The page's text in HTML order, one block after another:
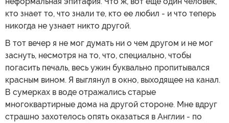
кто знает то, что знали те, кто ее любил - и что теперь
никогда не узнает никто другой.
В тот вечер я не мог думать ни о чем другом и не мог
заснуть, несмотря на то, что, специально, чтобы
погасить печаль, весь ужин буквально пропитывался
красным вином. Я выглянул в окно, выходящее на канал.
В сумерках в воде отражались старые
многоквартирные дома на другой стороне. Мне вдруг
страшно захотелось опять оказаться в Англии - по